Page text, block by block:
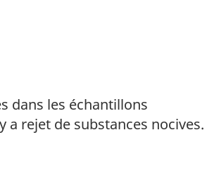
dans les échantillons
rejet de substances nocives.